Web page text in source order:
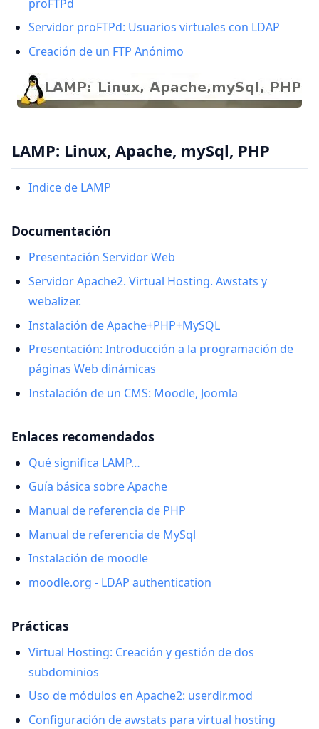
proFTPd
Servidor proFTPd: Usuarios virtuales con LDAP
Creación de un FTP Anónimo
LAMP: Linux, Apache, mySql, PHP
Indice de LAMP
Documentación
Presentación Servidor Web
Servidor Apache2. Virtual Hosting. Awstats y
webalizer.
Instalación de Apache+PHP+MySQL
Presentación: Introducción a la programación de
páginas Web dinámicas
Instalación de un CMS: Moodle, Joomla
Enlaces recomendados
Qué significa LAMP…
Guía básica sobre Apache
Manual de referencia de PHP
Manual de referencia de MySql
Instalación de moodle
moodle.org - LDAP authentication
Prácticas
Virtual Hosting: Creación y gestión de dos
subdominios
Uso de módulos en Apache2: userdir.mod
Configuración de awstats para virtual hosting